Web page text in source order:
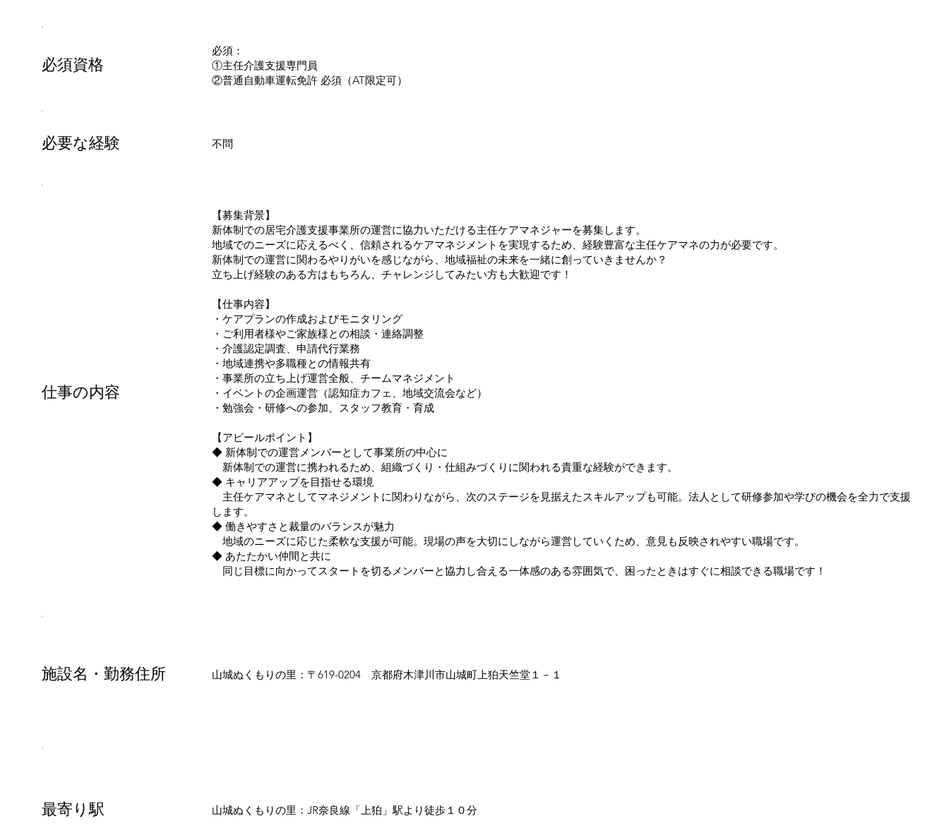
必須資格
必須：
①主任介護支援専門員
②普通自動車運転免許 必須（AT限定可）
必要な経験 不問
仕事の内容
【募集背景】
新体制での居宅介護支援事業所の運営に協力いただける主任ケアマネジャーを募集します。
地域でのニーズに応えるべく、信頼されるケアマネジメントを実現するため、経験豊富な主任ケアマネの力が必要です。
新体制での運営に関わるやりがいを感じながら、地域福祉の未来を一緒に創っていきませんか？
立ち上げ経験のある方はもちろん、チャレンジしてみたい方も大歓迎です！
【仕事内容】
・ケアプランの作成およびモニタリング
・ご利用者様やご家族様との相談・連絡調整
・介護認定調査、申請代行業務
・地域連携や多職種との情報共有
・事業所の立ち上げ運営全般、チームマネジメント
・イベントの企画運営（認知症カフェ、地域交流会など）
・勉強会・研修への参加、スタッフ教育・育成
【アピールポイント】
◆ 新体制での運営メンバーとして事業所の中心に
新体制での運営に携われるため、組織づくり・仕組みづくりに関われる貴重な経験ができます。
◆ キャリアアップを目指せる環境
主任ケアマネとしてマネジメントに関わりながら、次のステージを見据えたスキルアップも可能。法人として研修参加や学びの機会を全力で支援
します。
◆ 働きやすさと裁量のバランスが魅力
地域のニーズに応じた柔軟な支援が可能。現場の声を大切にしながら運営していくため、意見も反映されやすい職場です。
◆ あたたかい仲間と共に
同じ目標に向かってスタートを切るメンバーと協力し合える一体感のある雰囲気で、困ったときはすぐに相談できる職場です！
施設名・勤務住所 山城ぬくもりの里：〒619-0204 京都府木津川市山城町上狛天竺堂１－１
最寄り駅 山城ぬくもりの里：JR奈良線「上狛」駅より徒歩１０分